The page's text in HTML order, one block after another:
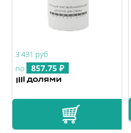
3 431 руб
по
857.75 ₽